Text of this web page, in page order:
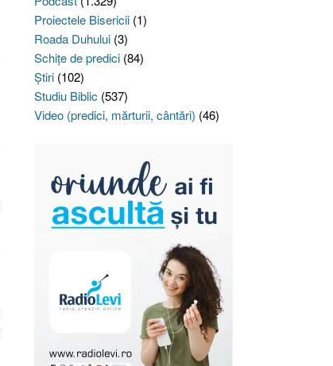
Proiectele Bisericii(1)
Roada Duhului(3)
Schiţe de predici(84)
Ştiri(102)
Studiu Biblic (537)
Video (predici, mărturii, cântări) (46)